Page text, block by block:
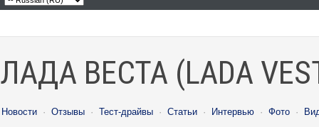
ЛАДА ВЕСТА (LADA
Новости · Отзывы · Тест-драйвы · Статьи · Интервью · Фото ·